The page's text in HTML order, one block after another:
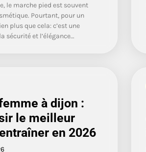
le marche pied est souvent
Pourtant, pour un
plus que cela: c’est une
sécurité et l’élégance…
à dijon :
le meilleur
en 2026